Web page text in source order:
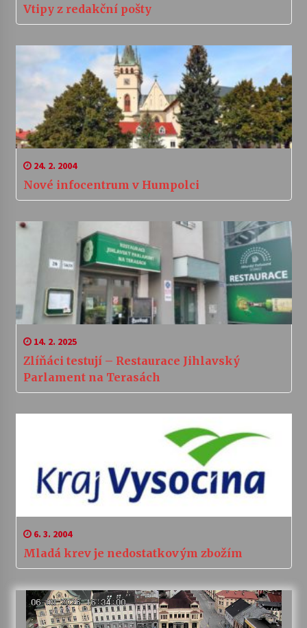
Vtipy z redakční pošty
24. 2. 2004
Nové infocentrum v Humpolci
14. 2. 2025
Zlíňáci testují – Restaurace Jihlavský
Parlament na Terasách
6. 3. 2004
Mladá krev je nedostatkovým zbožím